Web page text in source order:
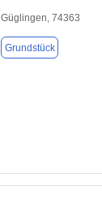
Güglingen, 74363
Grundstück